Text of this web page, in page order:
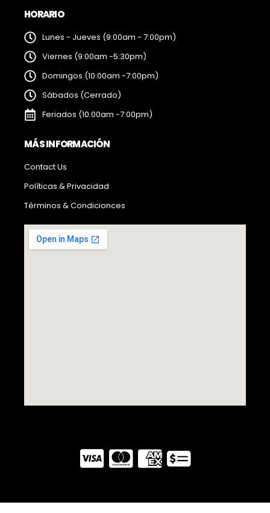
HORARIO
Lunes - Jueves (9:00am - 7:00pm)
Viernes (9:00am -5:30pm)
Domingos (10:00am -7:00pm)
Sábados (Cerrado)
Feriados (10:00am -7:00pm)
MÁS INFORMACIÓN
Contact Us
Políticas & Privacidad
Términos & Condicionces